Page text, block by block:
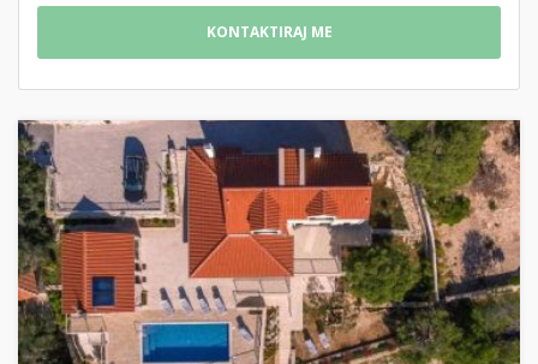
KONTAKTIRAJ ME